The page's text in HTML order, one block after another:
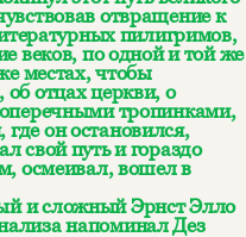
отвращение к
пилигримов,
веков, по одной и той же
местах, чтобы
отцах церкви, о
тропинками,
он остановился,
свой путь и гораздо
осмеивал, вошел в
и сложный Эрнст Элло
напоминал Дез